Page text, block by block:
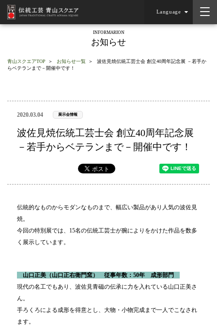
Language
INFORMARION
お知らせ
青山スクエアTOP お知らせ一覧
波佐見焼伝統工芸士会 創立40周年記念展 －若手か
らベテランまで－開催中です！
2020.03.04 展示会情報
波佐見焼伝統工芸士会 創立40周年記念展
－若手からベテランまで－開催中です！
伝統的なものからモダンなものまで、幅広い製品があり人気の波佐見
焼。
今回の特別展では、15名の伝統工芸士が腕によりをかけた作品を数多
く展示しています。
山口正美（山口正右衛門窯） 従事年数：50年 成形部門
現代の名工でもあり、波佐見青磁の伝承に力を入れている山口正美さ
ん。
手ろくろによる成形を得意とし、大物・小物完成まで一人でこなされ
ます。